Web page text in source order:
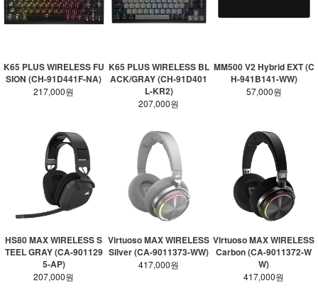
K65 PLUS WIRELESS FU
SION (CH-91D441F-NA)
217,000원
K65 PLUS WIRELESS BL
ACK/GRAY (CH-91D401
L-KR2)
207,000원
MM500 V2 Hybrid EXT (C
H-941B141-WW)
57,000원
HS80 MAX WIRELESS S
TEEL GRAY (CA-901129
5-AP)
207,000원
Virtuoso MAX WIRELESS
Silver (CA-9011373-WW)
417,000원
Virtuoso MAX WIRELESS
Carbon (CA-9011372-W
W)
417,000원